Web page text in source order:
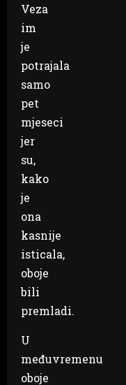
Veza
im
je
potrajala
samo
pet
mjeseci
jer
su,
kako
je
ona
kasnije
isticala,
oboje
bili
premladi.
U
međuvremenu
oboje